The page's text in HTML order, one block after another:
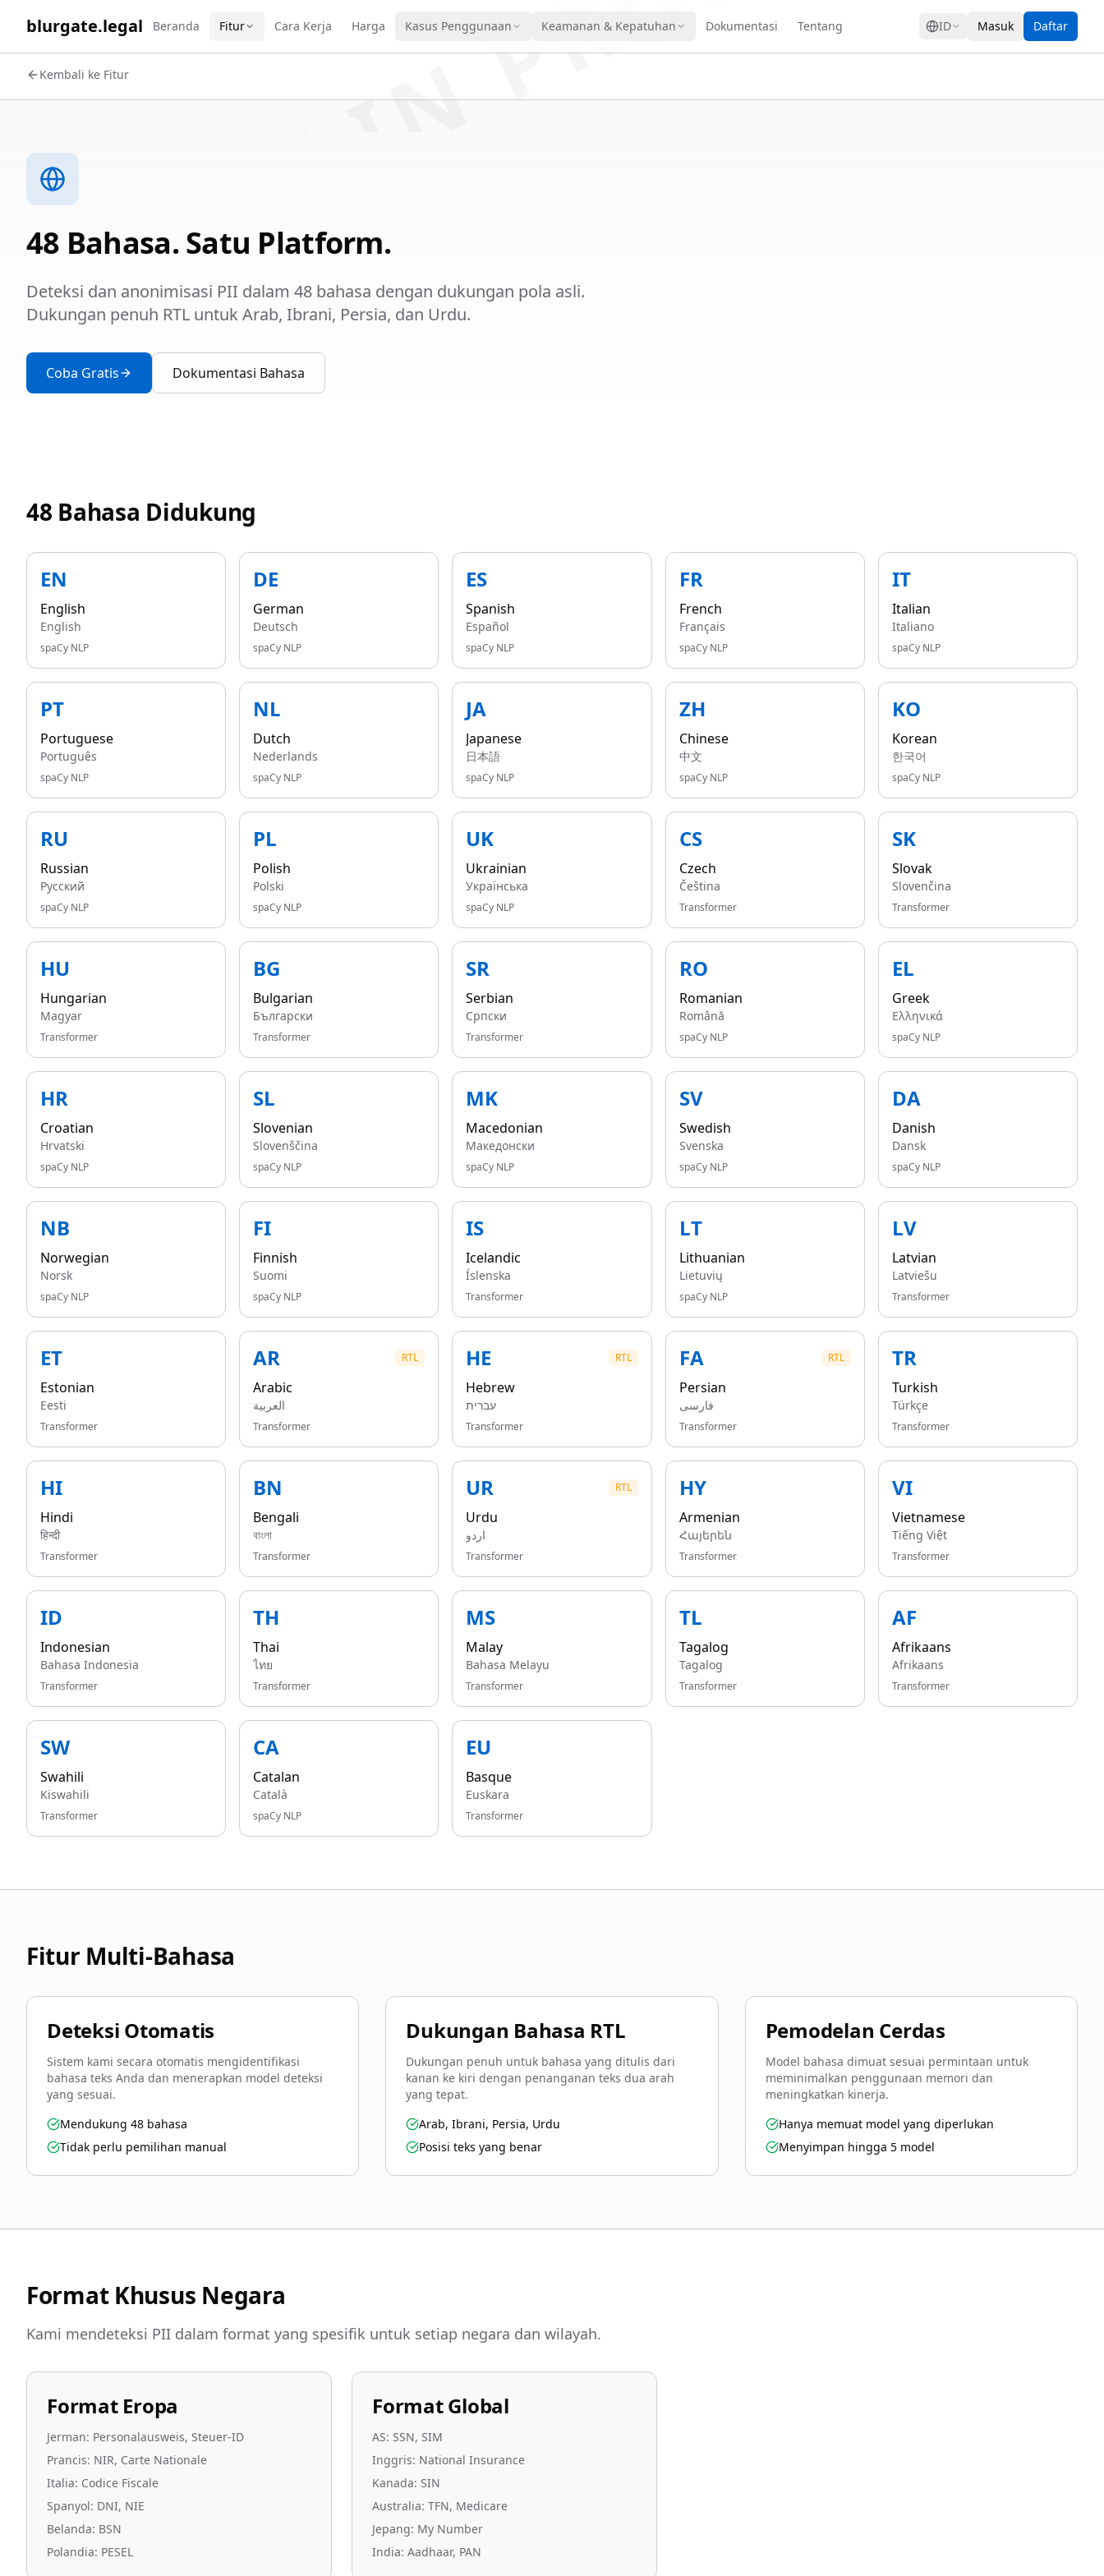
blurgate.legal Beranda Fitur Cara Kerja Harga Kasus Penggunaan Keamanan & Kepatuhan Dokumentasi Tentang ID Masuk Daftar
Kembali ke Fitur
48 Bahasa. Satu Platform.
Deteksi dan anonimisasi PII dalam 48 bahasa dengan dukungan pola asli.
Dukungan penuh RTL untuk Arab, Ibrani, Persia, dan Urdu.
Coba Gratis Dokumentasi Bahasa
48 Bahasa Didukung
EN
English
English
spaCy NLP
DE
German
Deutsch
spaCy NLP
ES
Spanish
Español
spaCy NLP
FR
French
Français
spaCy NLP
IT
Italian
Italiano
spaCy NLP
PT
Portuguese
Português
spaCy NLP
NL
Dutch
Nederlands
spaCy NLP
JA
Japanese
日本語
spaCy NLP
ZH
Chinese
中文
spaCy NLP
KO
Korean
한국어
spaCy NLP
RU
Russian
Русский
spaCy NLP
PL
Polish
Polski
spaCy NLP
UK
Ukrainian
Українська
spaCy NLP
CS
Czech
Čeština
Transformer
SK
Slovak
Slovenčina
Transformer
HU
Hungarian
Magyar
Transformer
BG
Bulgarian
Български
Transformer
SR
Serbian
Српски
Transformer
RO
Romanian
Română
spaCy NLP
EL
Greek
Ελληνικά
spaCy NLP
HR
Croatian
Hrvatski
spaCy NLP
SL
Slovenian
Slovenščina
spaCy NLP
MK
Macedonian
Македонски
spaCy NLP
SV
Swedish
Svenska
spaCy NLP
DA
Danish
Dansk
spaCy NLP
NB
Norwegian
Norsk
spaCy NLP
FI
Finnish
Suomi
spaCy NLP
IS
Icelandic
Íslenska
Transformer
LT
Lithuanian
Lietuvių
spaCy NLP
LV
Latvian
Latviešu
Transformer
ET
Estonian
Eesti
Transformer
AR RTL
Arabic
العربية
Transformer
HE RTL
Hebrew
עברית
Transformer
FA RTL
Persian
فارسی
Transformer
TR
Turkish
Türkçe
Transformer
HI
Hindi
हिन्दी
Transformer
BN
Bengali
বাংলা
Transformer
UR RTL
Urdu
اردو
Transformer
HY
Armenian
Հայերեն
Transformer
VI
Vietnamese
Tiếng Việt
Transformer
ID
Indonesian
Bahasa Indonesia
Transformer
TH
Thai
ไทย
Transformer
MS
Malay
Bahasa Melayu
Transformer
TL
Tagalog
Tagalog
Transformer
AF
Afrikaans
Afrikaans
Transformer
SW
Swahili
Kiswahili
Transformer
CA
Catalan
Català
spaCy NLP
EU
Basque
Euskara
Transformer
Fitur Multi-Bahasa
Deteksi Otomatis
Sistem kami secara otomatis mengidentifikasi
bahasa teks Anda dan menerapkan model deteksi
yang sesuai.
Mendukung 48 bahasa
Tidak perlu pemilihan manual
Dukungan Bahasa RTL
Dukungan penuh untuk bahasa yang ditulis dari
kanan ke kiri dengan penanganan teks dua arah
yang tepat.
Arab, Ibrani, Persia, Urdu
Posisi teks yang benar
Pemodelan Cerdas
Model bahasa dimuat sesuai permintaan untuk
meminimalkan penggunaan memori dan
meningkatkan kinerja.
Hanya memuat model yang diperlukan
Menyimpan hingga 5 model
Format Khusus Negara
Kami mendeteksi PII dalam format yang spesifik untuk setiap negara dan wilayah.
Format Eropa
Jerman: Personalausweis, Steuer-ID
Prancis: NIR, Carte Nationale
Italia: Codice Fiscale
Spanyol: DNI, NIE
Belanda: BSN
Polandia: PESEL
Format Global
AS: SSN, SIM
Inggris: National Insurance
Kanada: SIN
Australia: TFN, Medicare
Jepang: My Number
India: Aadhaar, PAN